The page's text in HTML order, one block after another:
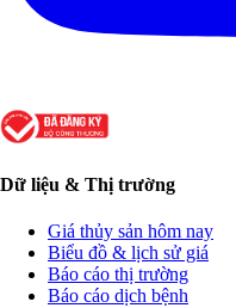
Dữ liệu & Thị trường
Giá thủy sản hôm nay
Biểu đồ & lịch sử giá
Báo cáo thị trường
Báo cáo dịch bệnh